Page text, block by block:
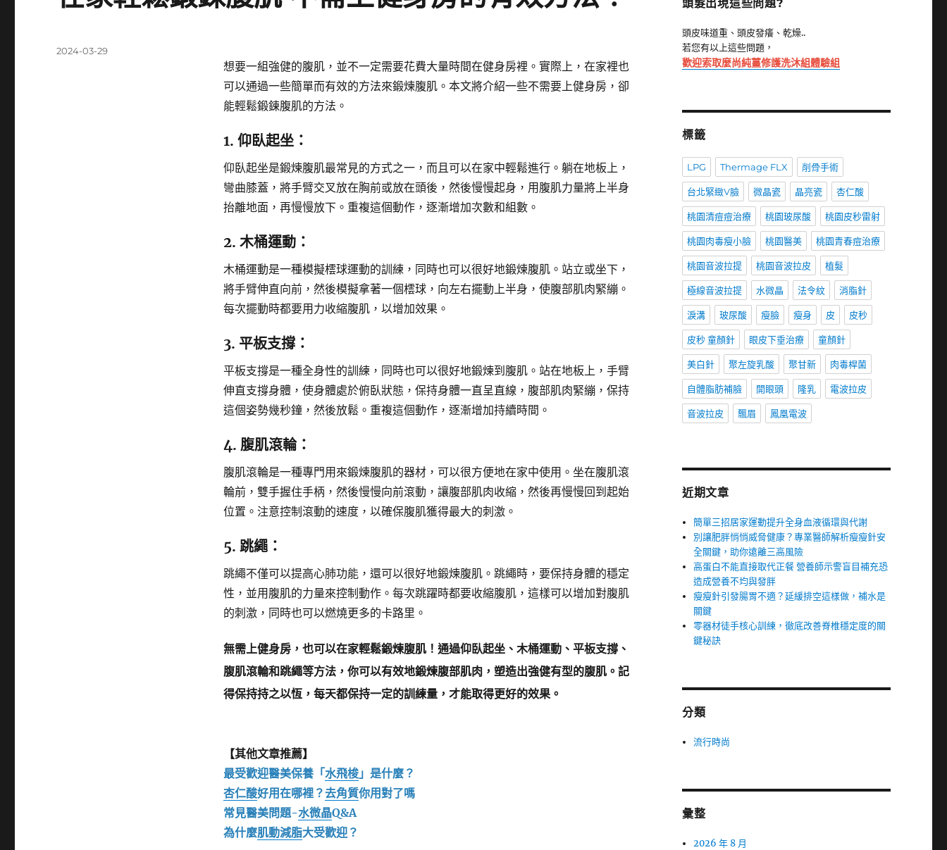
想要一組強健的腹肌，並不一定需要花費大量時間在健身房裡。實際上，在家裡也
可以通過一些簡單而有效的方法來鍛煉腹肌。本文將介紹一些不需要上健身房，卻
能輕鬆鍛鍊腹肌的方法。
1. 仰臥起坐：
仰臥起坐是鍛煉腹肌最常見的方式之一，而且可以在家中輕鬆進行。躺在地板上，
彎曲膝蓋，將手臂交叉放在胸前或放在頭後，然後慢慢起身，用腹肌力量將上半身
抬離地面，再慢慢放下。重複這個動作，逐漸增加次數和組數。
2. 木桶運動：
木桶運動是一種模擬橒球運動的訓練，同時也可以很好地鍛煉腹肌。站立或坐下，
將手臂伸直向前，然後模擬拿著一個橒球，向左右擺動上半身，使腹部肌肉緊繃。
每次擺動時都要用力收縮腹肌，以增加效果。
3. 平板支撐：
平板支撐是一種全身性的訓練，同時也可以很好地鍛煉到腹肌。站在地板上，手臂
伸直支撐身體，使身體處於俯臥狀態，保持身體一直呈直線，腹部肌肉緊繃，保持
這個姿勢幾秒鐘，然後放鬆。重複這個動作，逐漸增加持續時間。
4. 腹肌滾輪：
腹肌滾輪是一種專門用來鍛煉腹肌的器材，可以很方便地在家中使用。坐在腹肌滾
輪前，雙手握住手柄，然後慢慢向前滾動，讓腹部肌肉收縮，然後再慢慢回到起始
位置。注意控制滾動的速度，以確保腹肌獲得最大的刺激。
5. 跳繩：
跳繩不僅可以提高心肺功能，還可以很好地鍛煉腹肌。跳繩時，要保持身體的穩定
性，並用腹肌的力量來控制動作。每次跳躍時都要收縮腹肌，這樣可以增加對腹肌
的刺激，同時也可以燃燒更多的卡路里。
無需上健身房，也可以在家輕鬆鍛煉腹肌！通過仰臥起坐、木桶運動、平板支撐、
腹肌滾輪和跳繩等方法，你可以有效地鍛煉腹部肌肉，塑造出強健有型的腹肌。記
得保持持之以恆，每天都保持一定的訓練量，才能取得更好的效果。
【其他文章推薦】
最受歡迎醫美保養「水飛梭」是什麼？
杏仁酸好用在哪裡？去角質你用對了嗎
常見醫美問題-水微晶Q&A
為什麼肌動減脂大受歡迎？
發
2024-03-29
頭髮出現這些問題?
頭皮味道重、頭皮發癢、乾燥..
若您有以上這些問題，
歡迎索取麼尚純薑修護洗沐組體驗組
標籤
LPG Thermage FLX 削骨手術
台北緊緻V臉 微晶瓷 晶亮瓷 杏仁酸
桃園清痘痘治療 桃園玻尿酸 桃園皮秒雷射
桃園肉毒瘦小臉 桃園醫美 桃園青春痘治療
桃園音波拉提 桃園音波拉皮 植髮
極線音波拉提 水微晶 法令紋 消脂針
淚溝 玻尿酸 瘦臉 瘦身 皮 皮秒
皮秒 童顏針 眼皮下垂治療 童顏針
美白針 聚左旋乳酸 聚甘新 肉毒桿菌
自體脂肪補臉 開眼頭 隆乳 電波拉皮
音波拉皮 飄眉 鳳凰電波
近期文章
簡單三招居家運動提升全身血液循環與代謝
別讓肥胖悄悄威脅健康？專業醫師解析瘦瘦針安
全關鍵，助你遠離三高風險
高蛋白不能直接取代正餐 營養師示警盲目補充恐
造成營養不均與發胖
瘦瘦針引發腸胃不適？延緩排空這樣做，補水是
關鍵
零器材徒手核心訓練，徹底改善脊椎穩定度的關
鍵秘訣
分類
流行時尚
彙整
2026 年 8 月